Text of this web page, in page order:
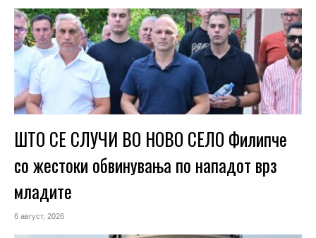
ШТО СЕ СЛУЧИ ВО НОВО СЕЛО Филипче
со жестоки обвинувања по нападот врз
младите
6 август, 2026